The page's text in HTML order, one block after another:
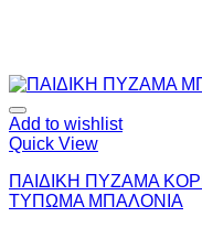
Add to wishlist
Quick View
ΠΑΙΔΙΚΗ ΠΥΖΑΜΑ
ΤΥΠΩΜΑ ΜΠΑΛΟΝΙΑ